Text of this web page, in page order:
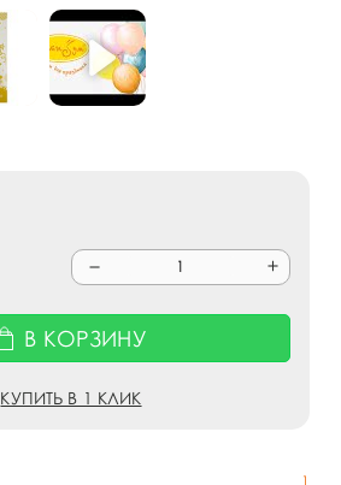
1
В КОРЗИНУ
КУПИТЬ В 1 КЛИК